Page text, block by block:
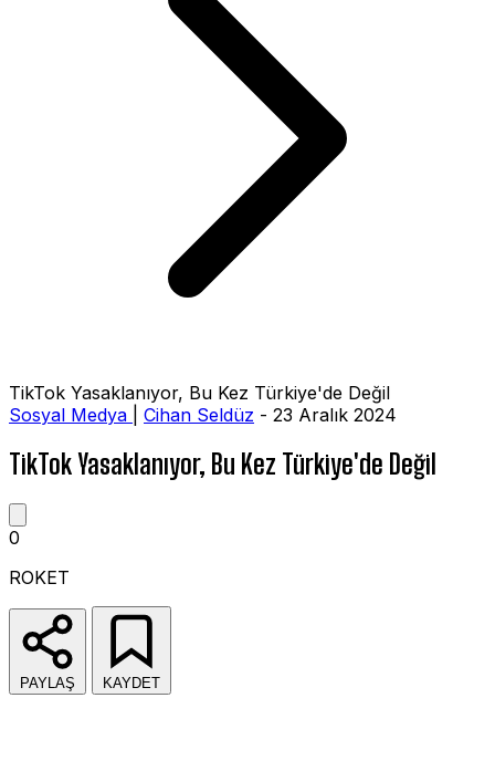
TikTok Yasaklanıyor, Bu Kez Türkiye'de Değil
Sosyal Medya
Cihan Seldüz - 23 Aralık 2024
TikTok Yasaklanıyor, Bu Kez Türkiye'de Değil
0
ROKET
PAYLAŞ KAYDET